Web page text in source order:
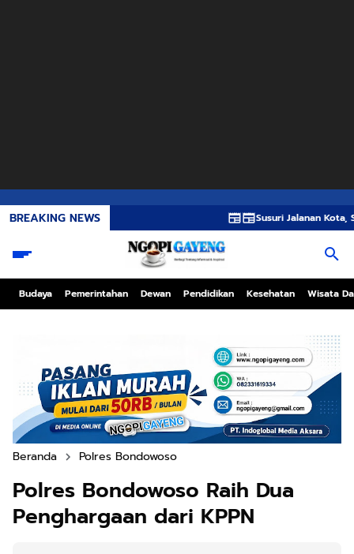
BREAKING NEWS Susuri Jalanan Kota, Satlantas
Budaya Pemerintahan Dewan Pendidikan Kesehatan Wisata
Beranda Polres Bondowoso
Polres Bondowoso Raih Dua
Penghargaan dari KPPN